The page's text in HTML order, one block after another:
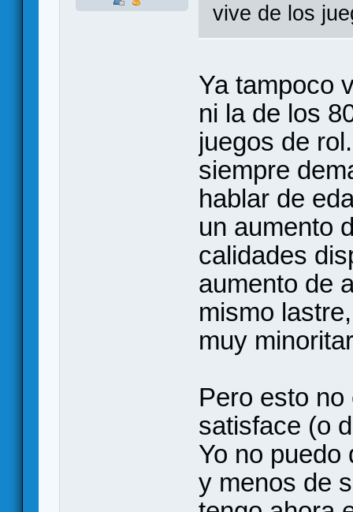
vive de los
Ya tampoco
ni la de los
juegos de
siempre
hablar de
un aumento
calidades
aumento de
mismo
muy
Pero esto
satisface (o
Yo no puedo
y menos de